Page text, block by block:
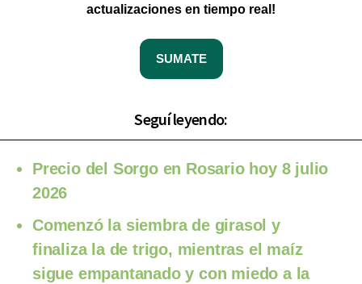
actualizaciones en tiempo real!
SUMATE
Seguí leyendo:
Precio del Sorgo en Rosario hoy 8 julio
2026
Comenzó la siembra de girasol y
finaliza la de trigo, mientras el maíz
sigue empantanado y con miedo a la